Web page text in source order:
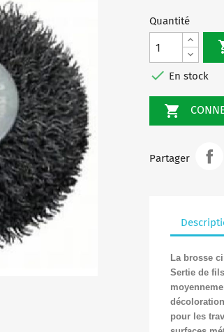
Quantité
 En stock

Partager
La brosse
Sertie de
pour les